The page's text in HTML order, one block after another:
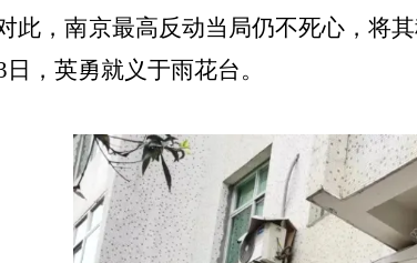
此，南京最高反动当局仍不死心，将
日，英勇就义于雨花台。